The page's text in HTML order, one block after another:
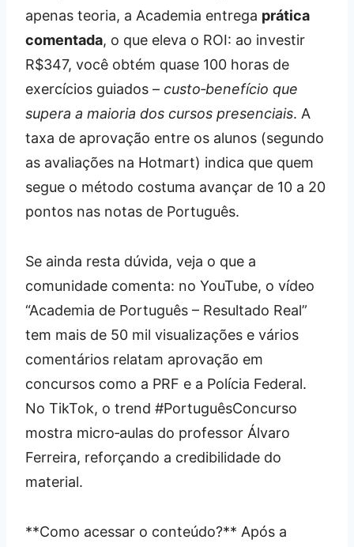
apenas teoria, a Academia entrega prática
comentada, o que eleva o ROI: ao investir
R$347, você obtém quase 100 horas de
exercícios guiados – custo‑benefício que
supera a maioria dos cursos presenciais. A
taxa de aprovação entre os alunos (segundo
as avaliações na Hotmart) indica que quem
segue o método costuma avançar de 10 a 20
pontos nas notas de Português.
Se ainda resta dúvida, veja o que a
comunidade comenta: no YouTube, o vídeo
“Academia de Português – Resultado Real”
tem mais de 50 mil visualizações e vários
comentários relatam aprovação em
concursos como a PRF e a Polícia Federal.
No TikTok, o trend #PortuguêsConcurso
mostra micro‑aulas do professor Álvaro
Ferreira, reforçando a credibilidade do
material.
**Como acessar o conteúdo?** Após a